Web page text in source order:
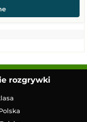
rozgrywki